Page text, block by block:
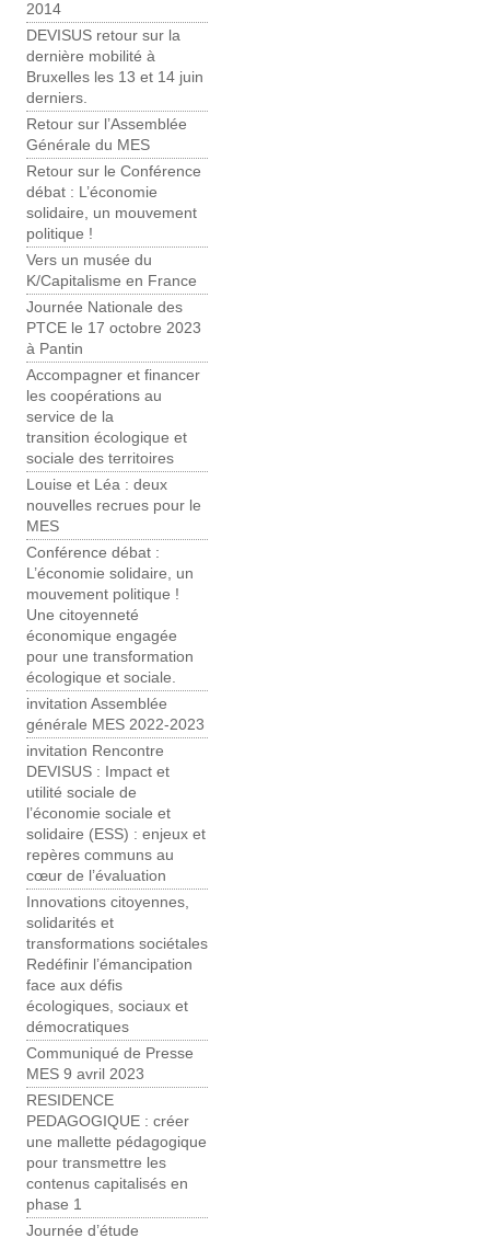
2014
DEVISUS retour sur la
dernière mobilité à
Bruxelles les 13 et 14 juin
derniers.
Retour sur l’Assemblée
Générale du MES
Retour sur le Conférence
débat : L’économie
solidaire, un mouvement
politique !
Vers un musée du
K/Capitalisme en France
Journée Nationale des
PTCE le 17 octobre 2023
à Pantin
Accompagner et financer
les coopérations au
service de la
transition écologique et
sociale des territoires
Louise et Léa : deux
nouvelles recrues pour le
MES
Conférence débat :
L’économie solidaire, un
mouvement politique !
Une citoyenneté
économique engagée
pour une transformation
écologique et sociale.
invitation Assemblée
générale MES 2022-2023
invitation Rencontre
DEVISUS : Impact et
utilité sociale de
l’économie sociale et
solidaire (ESS) : enjeux et
repères communs au
cœur de l’évaluation
Innovations citoyennes,
solidarités et
transformations sociétales
Redéfinir l’émancipation
face aux défis
écologiques, sociaux et
démocratiques
Communiqué de Presse
MES 9 avril 2023
RESIDENCE
PEDAGOGIQUE : créer
une mallette pédagogique
pour transmettre les
contenus capitalisés en
phase 1
Journée d’étude